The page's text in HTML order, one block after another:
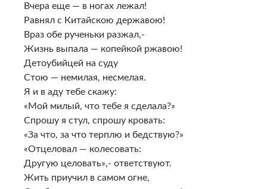
Вчера еще — в ногах лежал!
Равнял с Китайскою державою!
Враз обе рученьки разжал,-
Жизнь выпала — копейкой ржавою!
Детоубийцей на суду
Стою — немилая, несмелая.
Я и в аду тебе скажу:
«Мой милый, что тебе я сделала?»
Спрошу я стул, спрошу кровать:
«За что, за что терплю и бедствую?»
«Отцеловал — колесовать:
Другую целовать»,- ответствуют.
Жить приучил в самом огне,